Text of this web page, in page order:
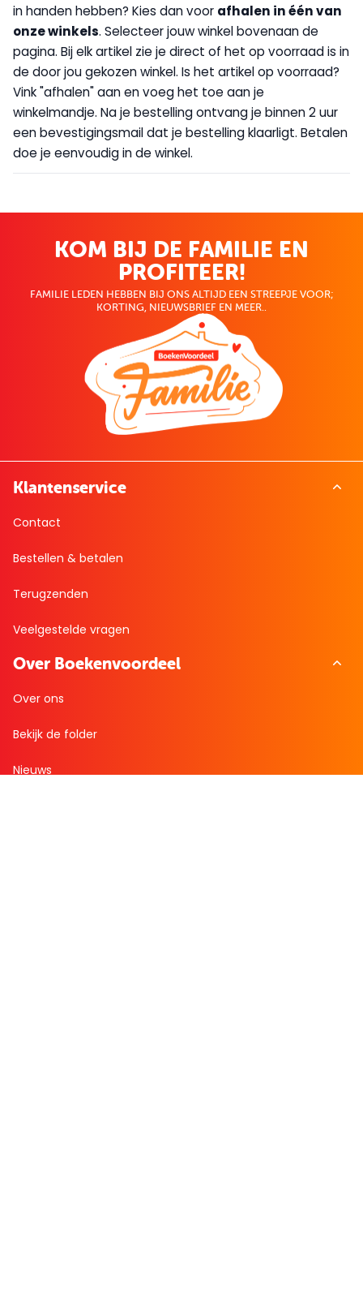
in handen hebben? Kies dan voor afhalen in één van
onze winkels. Selecteer jouw winkel bovenaan de
pagina. Bij elk artikel zie je direct of het op voorraad is in
de door jou gekozen winkel. Is het artikel op voorraad?
Vink "afhalen" aan en voeg het toe aan je
winkelmandje. Na je bestelling ontvang je binnen 2 uur
een bevestigingsmail dat je bestelling klaarligt. Betalen
doe je eenvoudig in de winkel.
KOM BIJ DE FAMILIE EN
PROFITEER!
FAMILIE LEDEN HEBBEN BIJ ONS ALTIJD EEN STREEPJE VOOR;
KORTING, NIEUWSBRIEF EN MEER..
Klantenservice
Contact
Bestellen & betalen
Terugzenden
Veelgestelde vragen
Over Boekenvoordeel
Over ons
Bekijk de folder
Nieuws